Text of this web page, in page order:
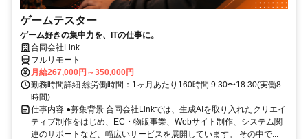
ゲームテスター
ゲーム好きの集中力を、ITの仕事に。
合同会社Link
フルリモート
月給267,000円～350,000円
勤務時間詳細 総労働時間：1ヶ月あたり160時間 9:30〜18:30(実働8
時間)
仕事内容 ●募集背景 合同会社Linkでは、生成AIを取り入れたクリエイ
ティブ制作をはじめ、EC・物販事業、Webサイト制作、システム関
連のサポートなど、幅広いサービスを展開しています。 その中で...